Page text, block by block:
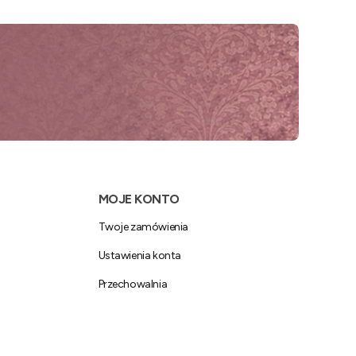
MOJE KONTO
Twoje zamówienia
Ustawienia konta
Przechowalnia